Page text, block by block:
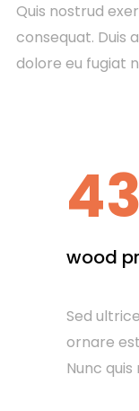
Quis nostrud
consequat. Duis
dolore eu fugiat
wood
Sed
ornare
Nunc